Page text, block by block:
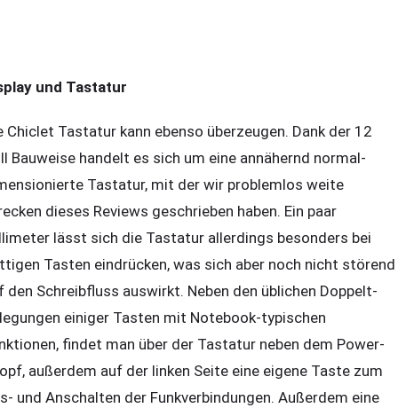
und Tastatur
Chiclet Tastatur kann ebenso überzeugen. Dank der 12
Bauweise handelt es sich um eine annähernd normal-
Tastatur, mit der wir problemlos weite
dieses Reviews geschrieben haben. Ein paar
lässt sich die Tastatur allerdings besonders bei
Tasten eindrücken, was sich aber noch nicht störend
den Schreibfluss auswirkt. Neben den üblichen Doppelt-
einiger Tasten mit Notebook-typischen
findet man über der Tastatur neben dem Power-
außerdem auf der linken Seite eine eigene Taste zum
und Anschalten der Funkverbindungen. Außerdem eine